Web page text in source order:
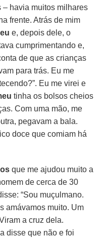
– havia muitos milhares
frente. Atrás de mim
e, depois dele, o
cumprimentando e,
de que as crianças
para trás. Eu me
Eu me virei e
tinha os bolsos cheios
Com uma mão, me
pegavam a bala.
doce que comiam há
que me ajudou muito a
de cerca de 30
“Sou muçulmano.
amávamos muito. Um
a cruz dela.
disse que não e foi